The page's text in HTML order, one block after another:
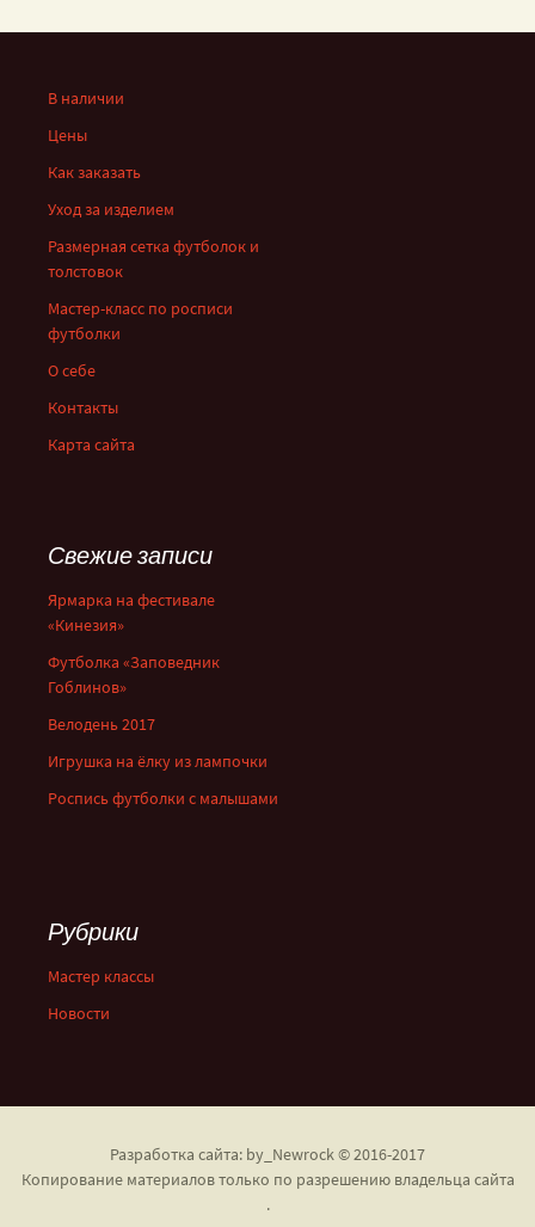
В наличии
Цены
Как заказать
Уход за изделием
Размерная сетка футболок и
толстовок
Мастер-класс по росписи
футболки
О себе
Контакты
Карта сайта
Свежие записи
Ярмарка на фестивале
«Кинезия»
Футболка «Заповедник
Гоблинов»
Велодень 2017
Игрушка на ёлку из лампочки
Роспись футболки с малышами
Рубрики
Мастер классы
Новости
Разработка сайта: by_Newrock © 2016-2017
Копирование материалов только по разрешению владельца сайта
.